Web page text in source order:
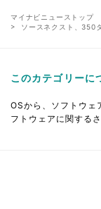
マイナビニューストップ
ソースネクスト、350
このカテゴリーに
OSから、ソフトウェ
フトウェアに関する